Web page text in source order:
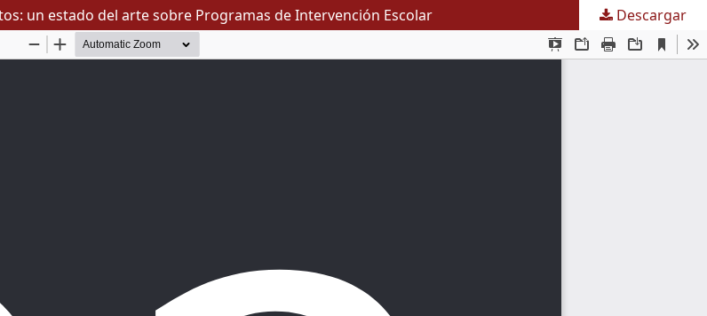
un estado del arte sobre Programas de Intervención Escolar Descargar